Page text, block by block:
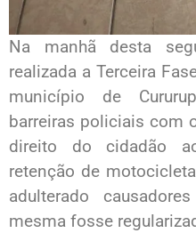
Na manhã desta
realizada a Terceira
município de
barreiras policiais com
direito do cidadão
retenção de
adulterado
mesma fosse